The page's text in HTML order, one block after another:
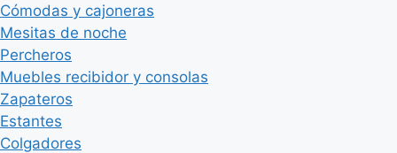
Cómodas y cajoneras
Mesitas de noche
Percheros
Muebles recibidor y consolas
Zapateros
Estantes
Colgadores